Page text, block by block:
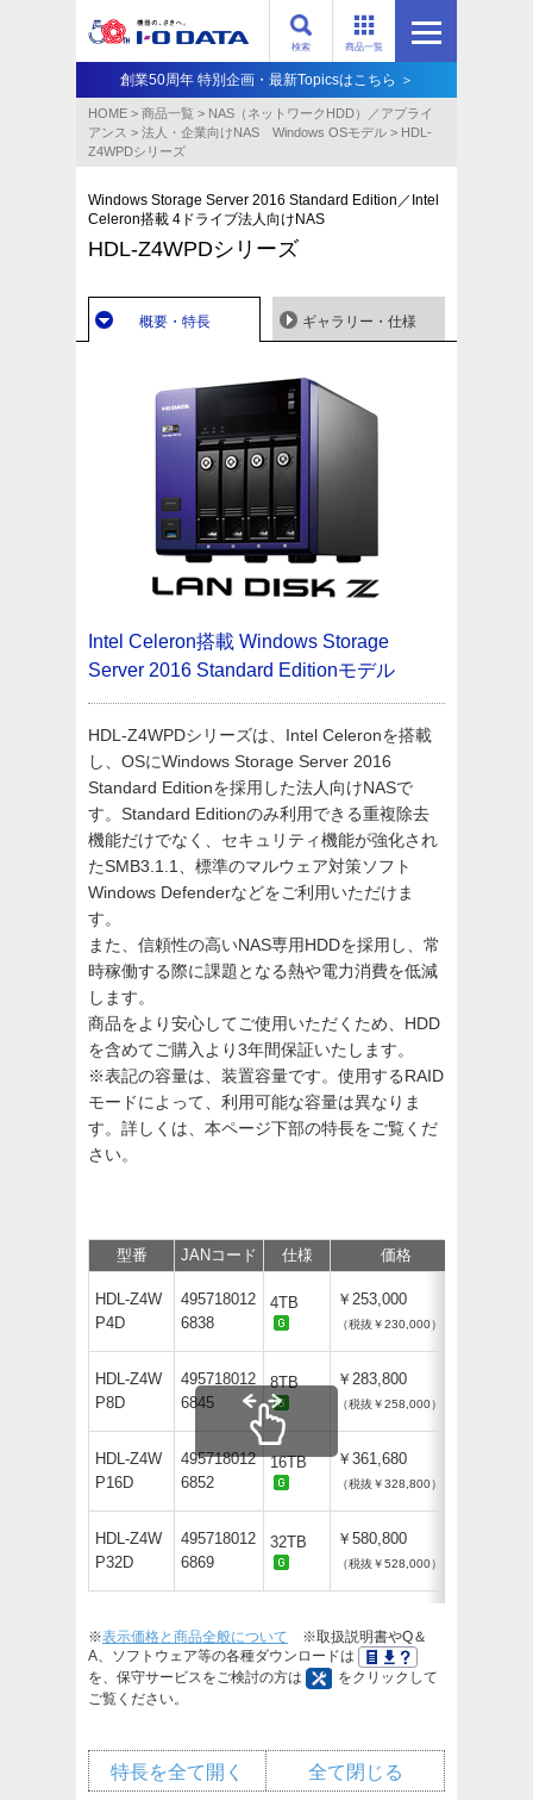
商品一覧
検索
創業50周年 特別企画・最新Topicsはこちら ＞
HOME > 商品一覧 > NAS（ネットワークHDD）／アプライ
アンス​ > 法人・企業向けNAS Windows OSモデル > HDL-
Z4WPDシリーズ
Windows Storage Server 2016 Standard Edition／Intel
Celeron搭載 4ドライブ法人向けNAS
HDL-Z4WPDシリーズ
概要・特長 ギャラリー・仕様
Intel Celeron搭載 Windows Storage
Server 2016 Standard Editionモデル
HDL-Z4WPDシリーズは、Intel Celeronを搭載
し、OSにWindows Storage Server 2016
Standard Editionを採用した法人向けNASで
す。Standard Editionのみ利用できる重複除去
機能だけでなく、セキュリティ機能が強化され
たSMB3.1.1、標準のマルウェア対策ソフト
Windows Defenderなどをご利用いただけま
す。
また、信頼性の高いNAS専用HDDを採用し、常
時稼働する際に課題となる熱や電力消費を低減
します。
商品をより安心してご使用いただくため、HDD
を含めてご購入より3年間保証いたします。
※表記の容量は、装置容量です。使用するRAID
モードによって、利用可能な容量は異なりま
す。詳しくは、本ページ下部の特長をご覧くだ
さい。
型番 JANコード 仕様 価格
HDL-Z4W
P4D
495718012
6838
4TB ￥253,000
（税抜￥230,000）
HDL-Z4W
P8D
495718012
6845
8TB ￥283,800
（税抜￥258,000）
HDL-Z4W
P16D
495718012
6852
16TB ￥361,680
（税抜￥328,800）
HDL-Z4W
P32D
495718012
6869
32TB ￥580,800
（税抜￥528,000）
※表示価格と商品全般について ※取扱説明書やQ＆
A、ソフトウェア等の各種ダウンロードは
を、保守サービスをご検討の方は
をクリックして
ご覧ください。
全て閉じる
特長を全て開く